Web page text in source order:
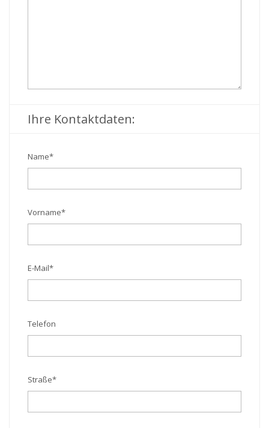
Ihre Kontaktdaten:
Name*
Vorname*
E-Mail*
Telefon
Straße*